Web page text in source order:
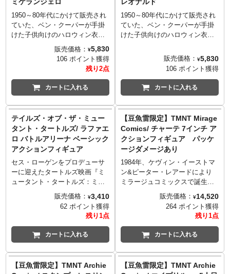
まさかの当時リリースされた枕
カバーをオマージュ！ネカの愛
とコダワリが詰まった逸品！パ
ッケージはクラシカルなウィン
まさかの当時リリースされた枕
カバーをオマージュ！ネカの愛
とコダワリが詰まった逸品！パ
ッケージはクラシカルなウィン
1950～80年代にかけて販売され
ていた、ベン・クーパーが手掛
けた子供向けのハロウィン衣装
たちをモチーフとしたネカの
「ベン・クーパー コスチューム
キッズコレクション」。今回、
「Collegeville costumes（カッ
レッジビル・コスチューム）」
ルを身に着けたタートルズ4人、
そしてシュレダー、ビーバッ
プ、ロックステディまで、当時
のデザインをしっかりと再現！
さらに付属のアクセサリーはキ
ャンディバッグかと思いきや、
まさかの当時リリースされた枕
カバーをオマージュ！ネカの愛
ッケージはクラシカルなウィン
ドウBOXになっています。
販売価格： ¥5,830
106 ポイント獲得
残り2点
カートに入れる
1950～80年代にかけて販売され
ていた、ベン・クーパーが手掛
けた子供向けのハロウィン衣装
「ベン・クーパー コスチューム
キッズコレクション」。今回、
80年代後半、実際に
「Collegeville costumes（カッ
レッジビル・コスチューム）」
ルを身に着けたタートルズ4人、
そしてシュレダー、ビーバッ
プ、ロックステディまで、当時
のデザインをしっかりと再現！
さらに付属のアクセサリーはキ
ャンディバッグかと思いきや、
まさかの当時リリースされた枕
カバーをオマージュ！ネカの愛
ッケージはクラシカルなウィン
ドウBOXになっています。
販売価格： ¥5,830
106 ポイント獲得
カートに入れる
テイルズ・オブ・ザ・ミュー
タント・タートルズ/ ラファエ
ロ バトルアリーナ ベーシック
アクションフィギュア
セス・ローゲンをプロデューサ
ーに迎えたタートルズ映画『ミ
ュータント・タートルズ：ミュ
ータント・パニック！』で、ス
ーパーフライをやっつけ、街の
ヒーローとなったタートルズた
ちのその後を描いたアニメシリ
ーズ『テイルズ・オブ・ザ・ミ
ュータント・タートルズ』か
ら、グラディエーター装備を身
に着けた「バトルアリーナ」版
のラファエロが登場！バトルに
販売価格： ¥3,410
62 ポイント獲得
残り1点
カートに入れる
【豆魚雷限定】TMNT Mirage
Comics/ チャーテ 7インチ ア
クションフィギュア パッケ
ージダメージあり
1984年、ケヴィン・イーストマ
ン&ピーター・レアードにより
ミラージュコミックスで誕生し
たタートルズ。1992年のコミッ
クで初登場し"名前のない邪悪な
魔法使い"ことサバンティ・ロメ
ロに仕えた後、浪人となる、日
本に住まうサムライ戦士「チャ
ーテ」が、ネカのタートルズ
「ミラージュコミックス」シリ
ーズに登場。パッケージは生み
の親の一人、ケヴィン・イース
販売価格： ¥14,520
264 ポイント獲得
残り1点
カートに入れる
【豆魚雷限定】TMNT Archie
【豆魚雷限定】TMNT Archie